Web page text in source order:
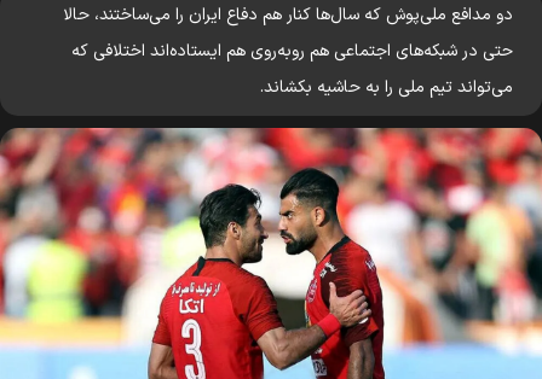
دو مدافع ملی‌پوش که سال‌ها کنار هم دفاع ایران را می‌ساختند، حالا
حتی در شبکه‌های اجتماعی هم روبه‌روی هم ایستاده‌اند اختلافی که
می‌تواند تیم ملی را به حاشیه بکشاند.